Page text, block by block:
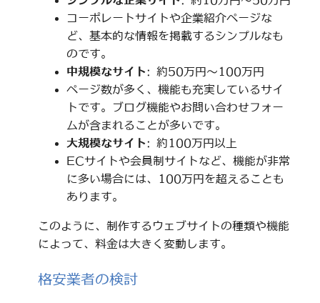
コーポレートサイトや企業紹介ページな
ど、基本的な情報を掲載するシンプルなも
のです。
中規模なサイト: 約50万円～100万円
ページ数が多く、機能も充実しているサイ
トです。ブログ機能やお問い合わせフォー
ムが含まれることが多いです。
大規模なサイト: 約100万円以上
ECサイトや会員制サイトなど、機能が非常
に多い場合には、100万円を超えることも
あります。
このように、制作するウェブサイトの種類や機能
によって、料金は大きく変動します。
格安業者の検討